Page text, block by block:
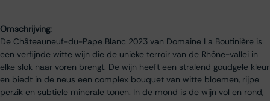
Omschrijving:
De Châteauneuf-du-Pape Blanc 2023 van Domaine La Boutinière is
een verfijnde witte wijn die de unieke terroir van de Rhône-vallei in
elke slok naar voren brengt. De wijn heeft een stralend goudgele kleur
en biedt in de neus een complex bouquet van witte bloemen, rijpe
perzik en subtiele minerale tonen. In de mond is de wijn vol en rond,